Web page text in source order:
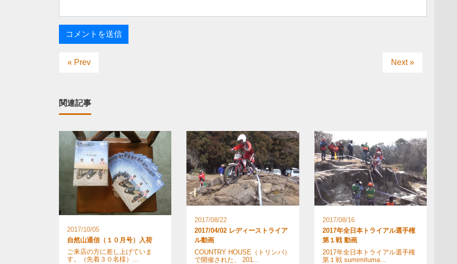
« Prev Next »
関連記事
2017/10/05
自然山通信（１０月号）入荷
ご来店の方に差し上げていま
す。（先着３０名様）...
2017/08/22
2017/04/02 レディーストライア
ル動画
COUNTRY HOUSE（トリンバ）
で開催された、 201...
2017/08/16
2017年全日本トライアル選手権
第１戦 動画
2017年全日本トライアル選手権
第１戦 sumimituma...